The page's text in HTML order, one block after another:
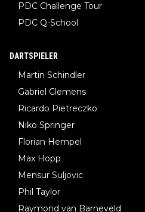
PDC Challenge Tour
PDC Q-School
DARTSPIELER
Martin Schindler
Gabriel Clemens
Ricardo Pietreczko
Niko Springer
Florian Hempel
Max Hopp
Mensur Suljovic
Phil Taylor
Raymond van Barneveld